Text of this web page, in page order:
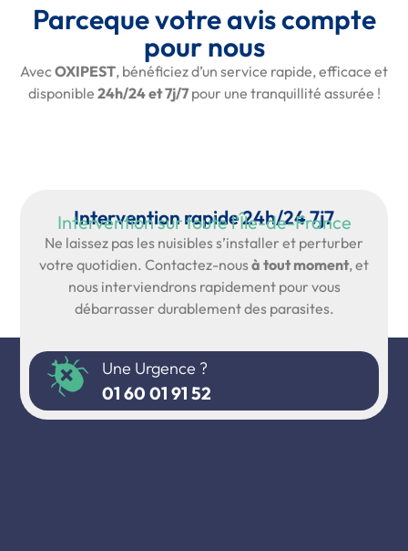
Parceque votre avis compte
pour nous
AvecOXIPEST, bénéficiez d’un service rapide, efficace et
disponible 24h/24 et 7j/7pour une tranquillité assurée !
Intervention rapide 24h/24 7j7
Intervention sur toute l'Île-de-France
Ne laissez pas les nuisibles s’installer et perturber
votre quotidien. Contactez-nousà tout moment, et
nous interviendrons rapidement pour vous
débarrasser durablement des parasites.
Une Urgence ?
01 60 01 91 52